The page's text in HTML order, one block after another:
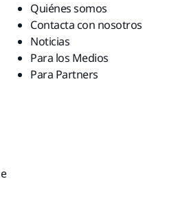
Quiénes somos
Contacta con nosotros
Noticias
Para los Medios
Para Partners